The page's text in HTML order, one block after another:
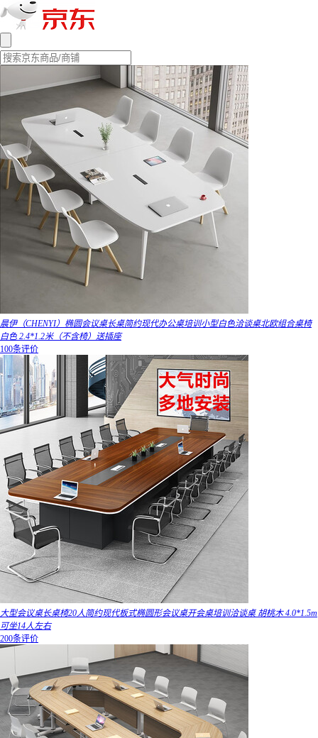
晨伊（CHENYI）椭圆会议桌长桌简约现代办公桌培训小型白色洽谈桌北欧组合桌椅
白色 2.4*1.2米（不含椅）送插座
100条评价
大型会议桌长桌椅20人简约现代板式椭圆形会议桌开会桌培训洽谈桌 胡桃木 4.0*1.5m
可坐14人左右
200条评价